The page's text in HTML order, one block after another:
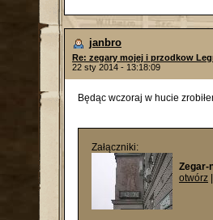
janbro
Re: zegary mojej i przodkow
22 sty 2014 - 13:18:09
Będąc wczoraj w hucie
Załączniki:
Zegar-
otwórz